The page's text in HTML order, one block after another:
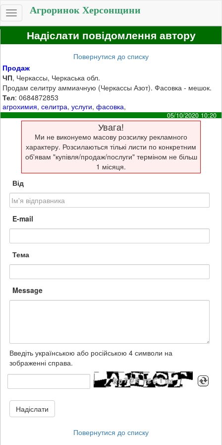
Toggle
navigation
Агроринок Херсонщини
Надіслати повідомлення автору
Повернутися до списку
Продаж
ЧП, Черкассы, Черкаська обл.
Продам селитру аммиачную (Черкассы Азот). Фасовка - мешок.
Тел: 0684872853
агрохимия,селитра,услуги,фасовка,
05/10/2020 10:20
Увага!
Ми не виконуемо масову розсилку рекламного
характеру. Розсилаються тількі листи по конкретним
об'явам "купівля/продаж/послуги" терміном не більш
1 місяця.
Від
E-mail
Тема
Message
Введіть українською або російською 4 символи на
зображенні справа.
Надіслати
Повернутися до списку